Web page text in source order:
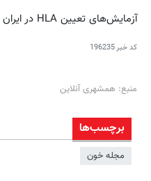
آزمایش‌های تعیین HLA در ایران در
کد خبر196235
منبع: همشهری آنلاین
برچسب‌ها
مجله خون